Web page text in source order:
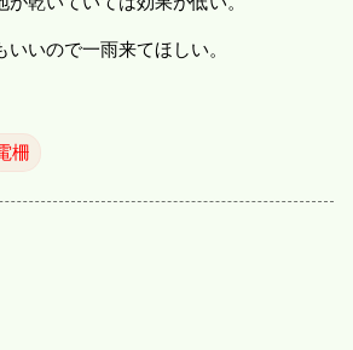
いいので一雨来てほしい。
柵